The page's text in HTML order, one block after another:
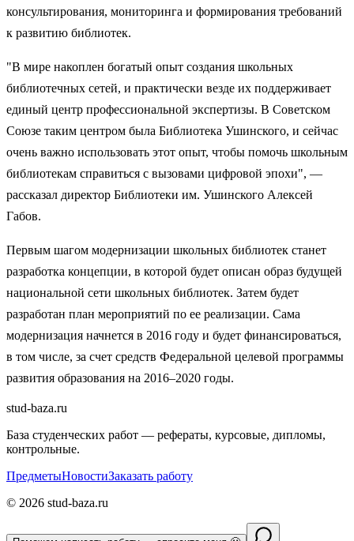
консультирования, мониторинга и формирования требований
к развитию библиотек.
"В мире накоплен богатый опыт создания школьных
библиотечных сетей, и практически везде их поддерживает
единый центр профессиональной экспертизы. В Советском
Союзе таким центром была Библиотека Ушинского, и сейчас
очень важно использовать этот опыт, чтобы помочь школьным
библиотекам справиться с вызовами цифровой эпохи", —
рассказал директор Библиотеки им. Ушинского Алексей
Габов.
Первым шагом модернизации школьных библиотек станет
разработка концепции, в которой будет описан образ будущей
национальной сети школьных библиотек. Затем будет
разработан план мероприятий по ее реализации. Сама
модернизация начнется в 2016 году и будет финансироваться,
в том числе, за счет средств Федеральной целевой программы
развития образования на 2016–2020 годы.
stud-baza.ru
База студенческих работ — рефераты, курсовые, дипломы,
контрольные.
ПредметыНовостиЗаказать работу
© 2026 stud-baza.ru